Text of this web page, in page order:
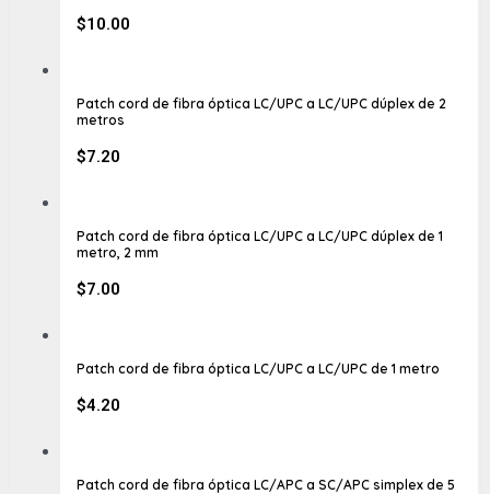
$10.00
Patch cord de fibra óptica LC/UPC a LC/UPC dúplex de 2
metros
$7.20
Patch cord de fibra óptica LC/UPC a LC/UPC dúplex de 1
metro, 2 mm
$7.00
Patch cord de fibra óptica LC/UPC a LC/UPC de 1 metro
$4.20
Patch cord de fibra óptica LC/APC a SC/APC simplex de 5